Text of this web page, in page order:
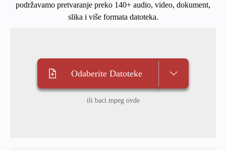
podržavamo pretvaranje preko 140+ audio, video, dokument,
slika i više formata datoteka.
Odaberite Datoteke
ili baci mpeg ovde